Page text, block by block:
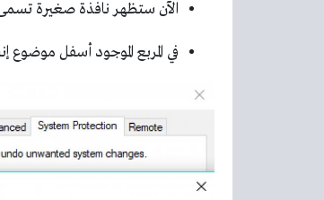
الآن ستظهر نافذة صغيرة
في المربع الموجود أسفل